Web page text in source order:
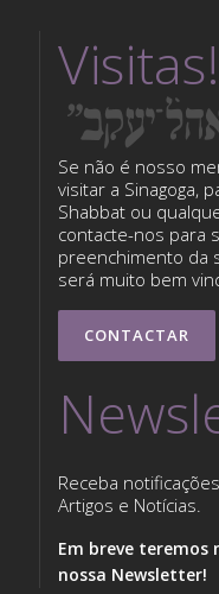
Visitas!
Se não é nosso
visitar a Sinagoga,
Shabbat ou
contacte-nos para
preenchimento da
será muito bem
CONTACTAR
Receba
Artigos e Notícias.
Em breve teremos
nossa Newsletter!